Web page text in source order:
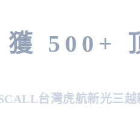
獲 500+
台灣虎航新光三越新